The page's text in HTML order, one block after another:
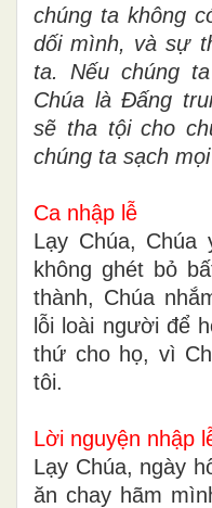
chúng ta không
dối mình, và sự
ta. Nếu chúng
Chúa là Đấng
sẽ tha tội cho
chúng ta sạch
Ca nhập lễ
Lạy Chúa, Chúa
không ghét bỏ
thành, Chúa
lỗi loài người để
thứ cho họ, vì
tôi.
Lời nguyện nhập
Lạy Chúa, ngày
ăn chay hãm